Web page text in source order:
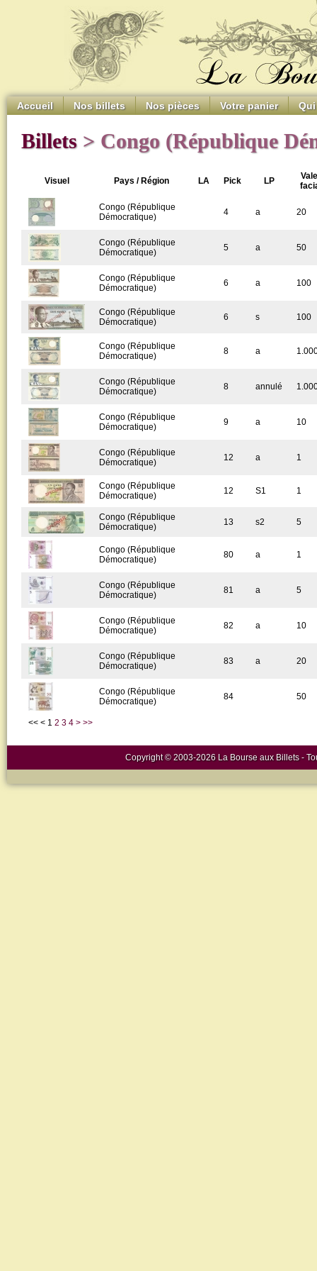
Accueil Nos billets Nos pièces Votre panier
Billets > Congo (République
Visuel Pays / Région LA Pick LP
<< < 1 2 3 4 > >>
Congo (République
Démocratique)
4 a 20
Congo (République
Démocratique)
5 a 50
Congo (République
Démocratique)
6 a 100
Congo (République
Démocratique)
6 s 100
Congo (République
Démocratique)
8 a
Congo (République
Démocratique)
8 annulé
Congo (République
Démocratique)
9 a 10
Congo (République
Démocratique)
12 a 1
Congo (République
Démocratique)
12 S1 1
Congo (République
Démocratique)
13 s2 5
Congo (République
Démocratique)
80 a 1
Congo (République
Démocratique)
81 a 5
Congo (République
Démocratique)
82 a 10
Congo (République
Démocratique)
83 a 20
Congo (République
Démocratique)
84 50
Copyright © 2003-2026 La Bourse aux Billets -